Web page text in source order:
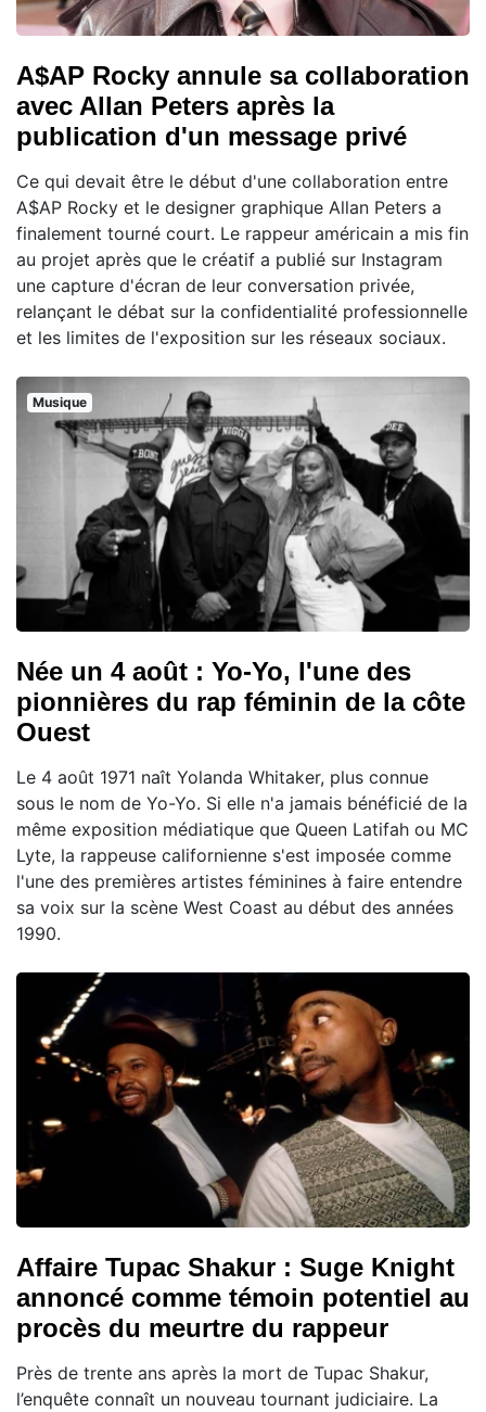
A$AP Rocky annule sa collaboration
avec Allan Peters après la
publication d'un message privé
Ce qui devait être le début d'une collaboration entre
A$AP Rocky et le designer graphique Allan Peters a
finalement tourné court. Le rappeur américain a mis fin
au projet après que le créatif a publié sur Instagram
une capture d'écran de leur conversation privée,
relançant le débat sur la confidentialité professionnelle
et les limites de l'exposition sur les réseaux sociaux.
Musique
Née un 4 août : Yo-Yo, l'une des
pionnières du rap féminin de la côte
Ouest
Le 4 août 1971 naît Yolanda Whitaker, plus connue
sous le nom de Yo-Yo. Si elle n'a jamais bénéficié de la
même exposition médiatique que Queen Latifah ou MC
Lyte, la rappeuse californienne s'est imposée comme
l'une des premières artistes féminines à faire entendre
sa voix sur la scène West Coast au début des années
1990.
Affaire Tupac Shakur : Suge Knight
annoncé comme témoin potentiel au
procès du meurtre du rappeur
Près de trente ans après la mort de Tupac Shakur,
l’enquête connaît un nouveau tournant judiciaire. La